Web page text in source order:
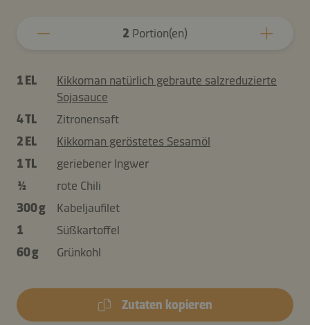
2 Portion(en)
1 EL
Kikkoman natürlich gebraute salzreduzierte
Sojasauce
4 TL
Zitronensaft
2 EL
Kikkoman geröstetes Sesamöl
1 TL
geriebener Ingwer
½
rote Chili
300 g
Kabeljaufilet
1
Süßkartoffel
60 g
Grünkohl
Zutaten kopieren